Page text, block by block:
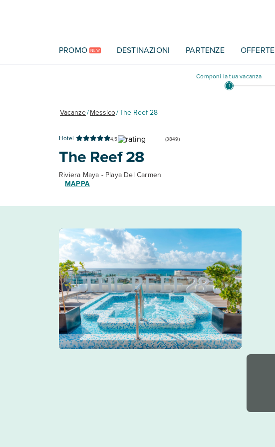
PROMO NEW DESTINAZIONI PARTENZE OFFERTE
Componi la tua vacanza
Vacanze/Messico/The Reef 28
Hotel 4,5 (3849)
The Reef 28
Riviera Maya - Playa Del Carmen
MAPPA